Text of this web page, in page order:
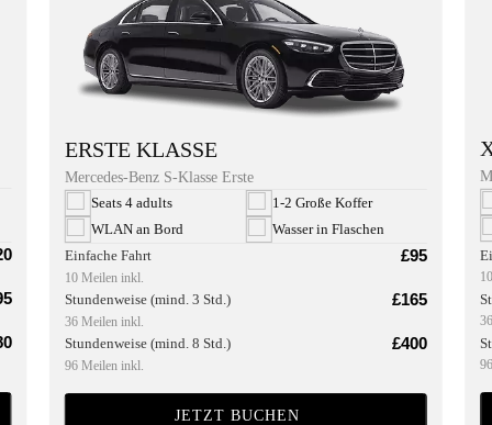
ERSTE KLASSE
Mercedes-Benz S-Klasse Erste
Seats 4 adults
1-2 Große Koffer
WLAN an Bord
Wasser in Flaschen
Einfache Fahrt
£95
10 Meilen inkl.
Stundenweise (mind. 3 Std.) £165
36 Meilen inkl.
Stundenweise (mind. 8 Std.) £400
96 Meilen inkl.
JETZT BUCHEN